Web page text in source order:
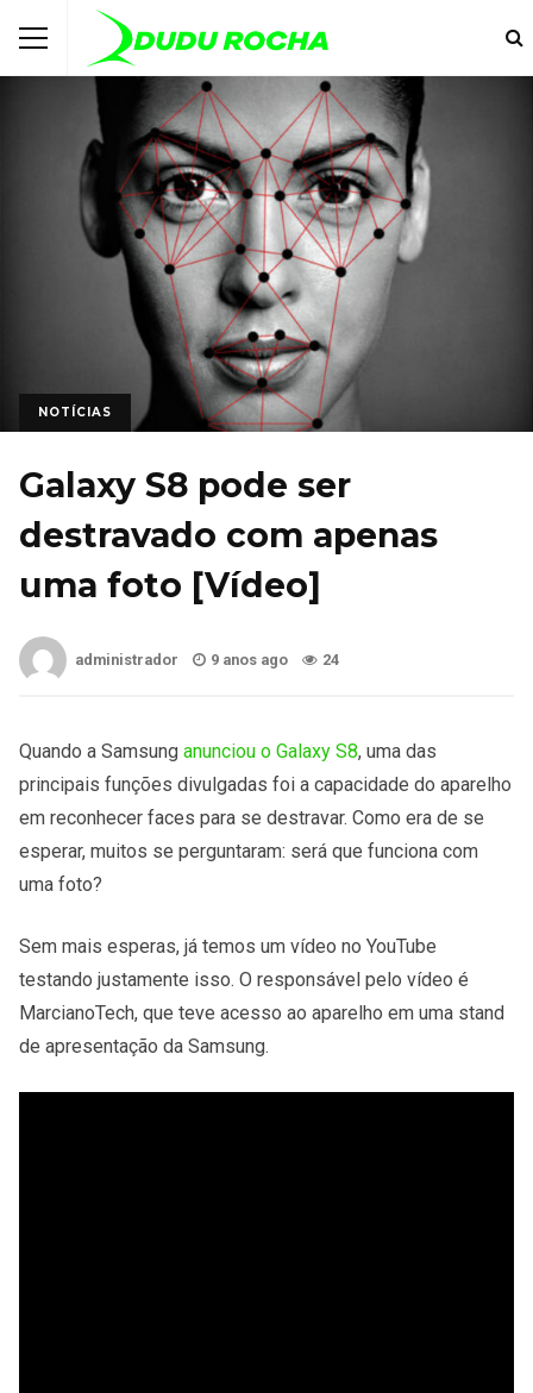
NOTÍCIAS
Galaxy S8 pode ser
destravado com apenas
uma foto [Vídeo]
administrador 9 anos ago 24
Quando a Samsung anunciou o Galaxy S8, uma das
principais funções divulgadas foi a capacidade do aparelho
em reconhecer faces para se destravar. Como era de se
esperar, muitos se perguntaram: será que funciona com
uma foto?
Sem mais esperas, já temos um vídeo no YouTube
testando justamente isso. O responsável pelo vídeo é
MarcianoTech, que teve acesso ao aparelho em uma stand
de apresentação da Samsung.